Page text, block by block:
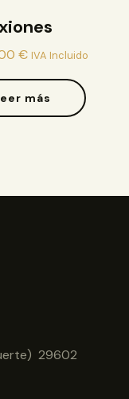
€ IVA Incluido
más
29602